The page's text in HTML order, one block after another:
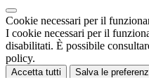
Cookie necessari per il
I cookie necessari per il
disabilitati. È possibile
policy.
Accetta tutti Salva le